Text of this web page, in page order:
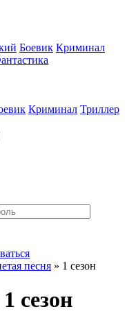
Боевик Криминал
Криминал Триллер
песня » 1 сезон
сезон